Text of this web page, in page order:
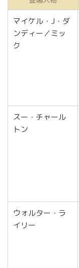
マイケル・J・ダ
ンディー／ミッ
ク
スー・チャール
トン
ウォルター・ラ
イリー